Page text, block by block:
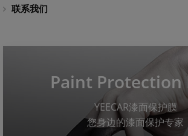
联系我们
Paint Protection
YEECAR漆面保护膜
您身边的漆面保护专家